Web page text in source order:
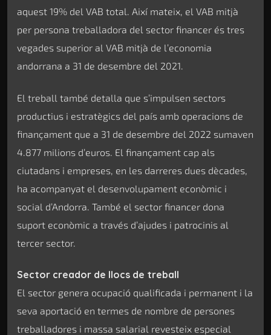
aquest 19% del VAB total. Així mateix, el VAB mitjà
per persona treballadora del sector financer és tres
vegades superior al VAB mitjà de l’economia
andorrana a 31 de desembre del 2021.
El treball també detalla que s’impulsen sectors
productius i estratègics del país amb operacions de
finançament que a 31 de desembre del 2022 sumaven
4.877 milions d’euros. El finançament cap als
ciutadans i empreses, en les darreres dues dècades,
ha acompanyat el desenvolupament econòmic i
social d’Andorra. També el sector financer dona
suport econòmic a través d’ajudes i patrocinis al
tercer sector.
Sector creador de llocs de treball
El sector genera ocupació qualificada i permanent i la
seva aportació en termes de nombre de persones
treballadores i massa salarial revesteix especial